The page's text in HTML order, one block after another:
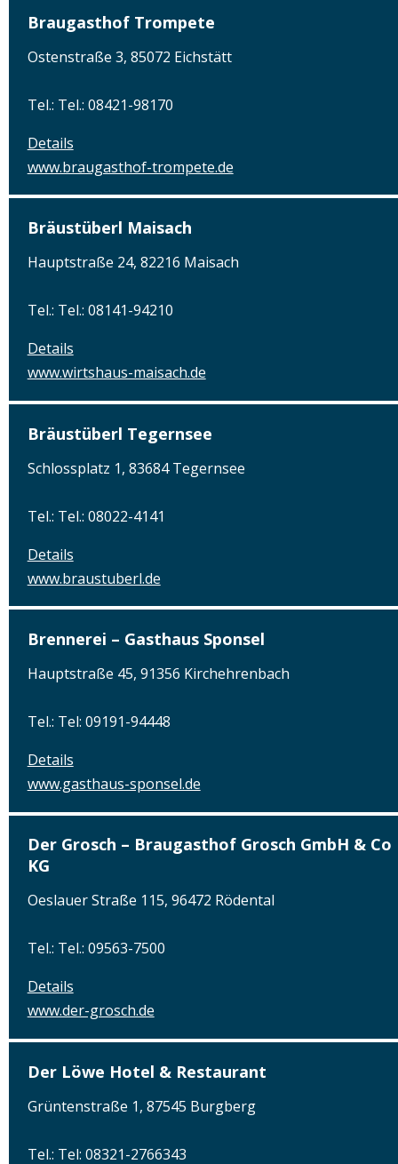
Braugasthof Trompete
Ostenstraße 3, 85072 Eichstätt
Tel.: Tel.: 08421-98170
Details
www.braugasthof-trompete.de
Bräustüberl Maisach
Hauptstraße 24, 82216 Maisach
Tel.: Tel.: 08141-94210
Details
www.wirtshaus-maisach.de
Bräustüberl Tegernsee
Schlossplatz 1, 83684 Tegernsee
Tel.: Tel.: 08022-4141
Details
www.braustuberl.de
Brennerei – Gasthaus Sponsel
Hauptstraße 45, 91356 Kirchehrenbach
Tel.: Tel: 09191-94448
Details
www.gasthaus-sponsel.de
Der Grosch – Braugasthof Grosch GmbH & Co
KG
Oeslauer Straße 115, 96472 Rödental
Tel.: Tel.: 09563-7500
Details
www.der-grosch.de
Der Löwe Hotel & Restaurant
Grüntenstraße 1, 87545 Burgberg
Tel.: Tel: 08321-2766343